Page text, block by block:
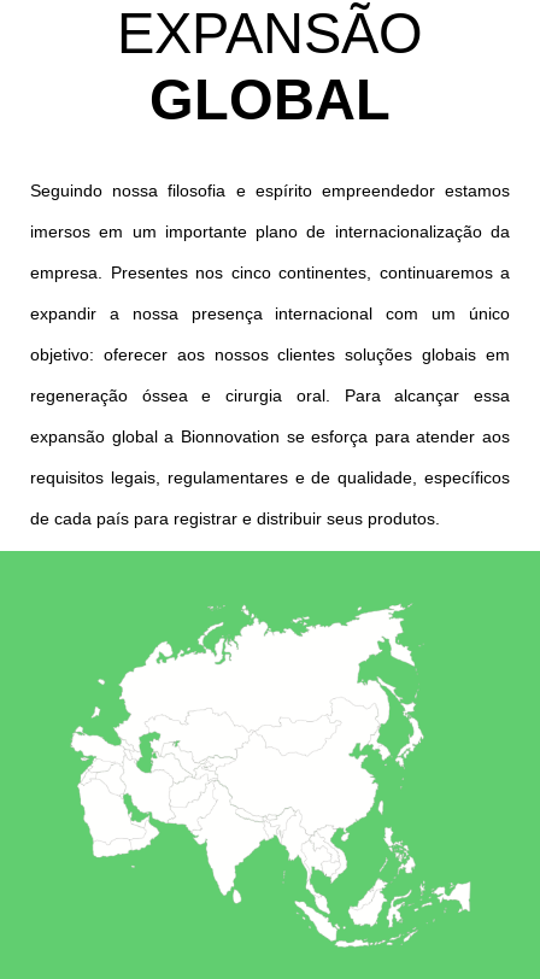
EXPANSÃO
GLOBAL
Seguindo nossa filosofia e espírito empreendedor estamos
imersos em um importante plano de internacionalização da
empresa. Presentes nos cinco continentes, continuaremos a
expandir a nossa presença internacional com um único
objetivo: oferecer aos nossos clientes soluções globais em
regeneração óssea e cirurgia oral. Para alcançar essa
expansão global a Bionnovation se esforça para atender aos
requisitos legais, regulamentares e de qualidade, específicos
de cada país para registrar e distribuir seus produtos.